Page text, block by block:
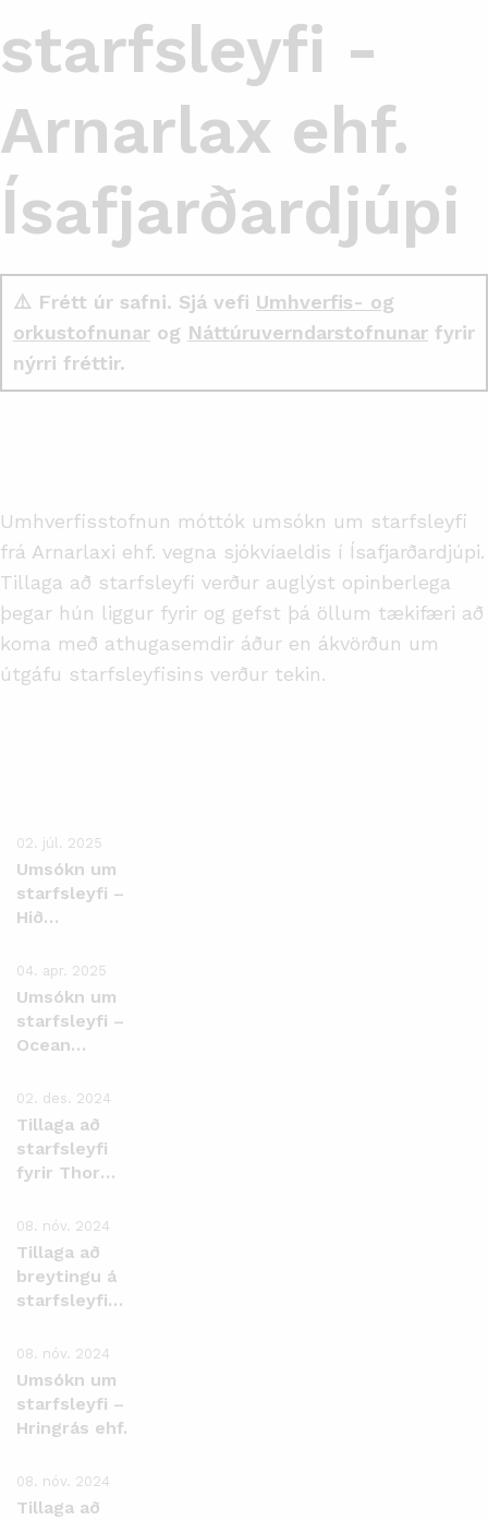
starfsleyfi -
Arnarlax ehf.
Ísafjarðardjúpi
⚠️ Frétt úr safni. Sjá vefi Umhverfis- og
orkustofnunar og Náttúruverndarstofnunar fyrir
nýrri fréttir.
Umhverfisstofnun móttók umsókn um starfsleyfi
frá Arnarlaxi ehf. vegna sjókvíaeldis í Ísafjarðardjúpi.
Tillaga að starfsleyfi verður auglýst opinberlega
þegar hún liggur fyrir og gefst þá öllum tækifæri að
koma með athugasemdir áður en ákvörðun um
útgáfu starfsleyfisins verður tekin.
02. júl. 2025
Umsókn um
starfsleyfi –
Hið
Styrjufelag
ehf.
04. apr. 2025
Umsókn um
starfsleyfi –
Ocean
02. des. 2024
Tillaga að
starfsleyfi
fyrir Thor
Þorlákshöfn
08. nóv. 2024
Tillaga að
breytingu á
starfsleyfi
kalkþörungafélgasins
ehf., Bíldudal.
08. nóv. 2024
Umsókn um
starfsleyfi –
Hringrás ehf.
08. nóv. 2024
Tillaga að